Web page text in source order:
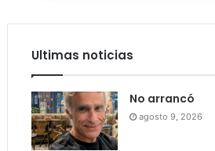
Ultimas noticias
No arrancó
agosto 9, 2026